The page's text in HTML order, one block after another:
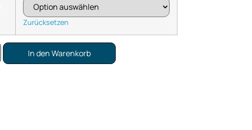
Zurücksetzen
In den Warenkorb